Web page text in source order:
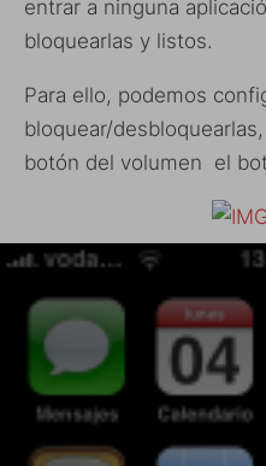
entrar a ninguna
bloquearlas y listos.
Para ello, podemos
bloquear/
botón del volumen el